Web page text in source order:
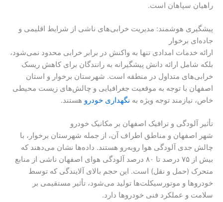
راهیان سپاهان است.
پیشگیری هوشمند: مدیریت خرابی‌های ناشی از شرایط اقلیمی و
جاده‌ای برخوار
ارائه خدمات امدادی تنها به واکنش در برابر خرابی محدود نمی‌شود،
بلکه شامل ارائه دانش پیشگیرانه به رانندگان برای کاهش ریسک
خرابی‌های متداول در منطقه است. شهرستان برخوار و استان
اصفهان با توجه به موقعیت جغرافیایی و چالش‌های زیست محیطی
خاص، نیازمند توجه ویژه به نگهداری خودرو هستند.
تأثیر آلودگی و ترافیک اصفهان بر مکانیک خودرو
شهر اصفهان و مناطق اطراف آن، از جمله شهرستان برخوار، با
چالش جدی آلودگی هوا روبه‌رو هستند. داده‌ها نشان می‌دهند که
بیش از ۷۵ درصد تا ۸۰ درصد آلودگی هوای اصفهان ناشی از منابع
متحرک (حمل و نقل) است. این حجم بالای آلایندگی که توسط
خودروها و موتورسیکلت‌ها تولید می‌شود، تأثیر مستقیمی بر
سلامت و عملکرد فنی خودروها دارد.